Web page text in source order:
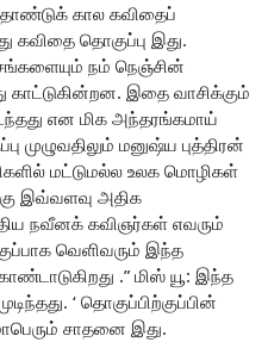
கால கவிதைப்
கவிதை தொகுப்பு இது.
நம் நெஞ்சின்
இதை வாசிக்கும்
என மிக அந்தரங்கமாய்
முழுவதிலும் மனுஷ்ய புத்திரன்
மட்டுமல்ல உலக மொழிகள்
இவ்வளவு அதிக
நவீனக் கவிஞர்கள் எவரும்
வெளிவரும் இந்த
.” மிஸ் யூ: இந்த
‘ தொகுப்பிற்குப்பின்
சாதனை இது.